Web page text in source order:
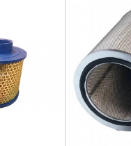
Выберите